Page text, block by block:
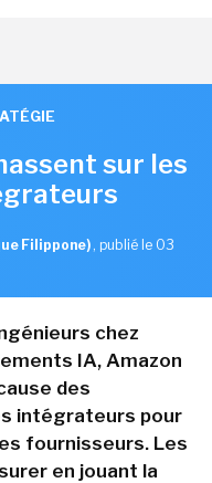
sur les
Filippone) , publié le 03
chez
IA, Amazon
des
intégrateurs pour
fournisseurs. Les
en jouant la